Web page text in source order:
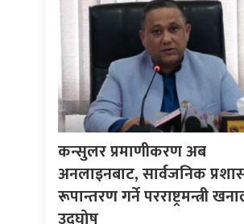
कन्सुलर प्रमाणीकरण अब
अनलाइनबाट, सार्वजनिक
रूपान्तरण गर्ने परराष्ट्रमन्त्री